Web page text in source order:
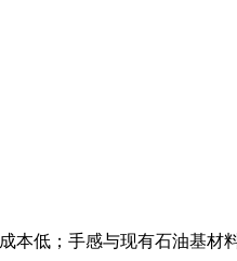
本低；手感与现有石油基材